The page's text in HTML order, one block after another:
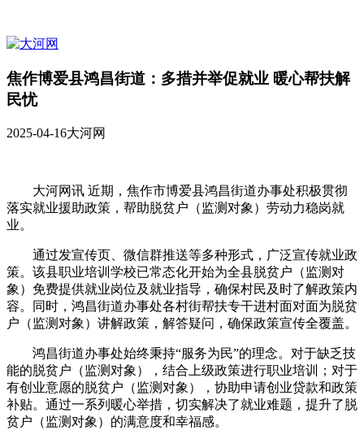
焦作博爱县鸿昌街道：多措并举促就业 暖心帮扶解
民忧
2025-04-16大河网
大河网讯 近期，焦作市博爱县鸿昌街道办事处积极贯彻
落实就业援助政策，帮助脱贫户（监测对象）劳动力稳岗就
业。
通过发宣传页、微信群推送等多种形式，广泛宣传就业政
策。该县职业培训学校已常态化开始为全县脱贫户（监测对
象）免费提供就业岗位及就业指导，确保村民及时了解政策内
容。同时，鸿昌街道办事处各村街帮扶专干进村面对面为脱贫
户（监测对象）讲解政策，解答疑问，确保政策宣传全覆盖。
鸿昌街道办事处始终秉持“服务为民”的理念。对于缺乏技
能的脱贫户（监测对象），结合上级政策进行职业培训；对于
有创业意愿的脱贫户（监测对象），协助申请创业贷款和政策
补贴。通过一系列暖心举措，切实解决了就业难题，提升了脱
贫户（监测对象）的满意度和幸福感。